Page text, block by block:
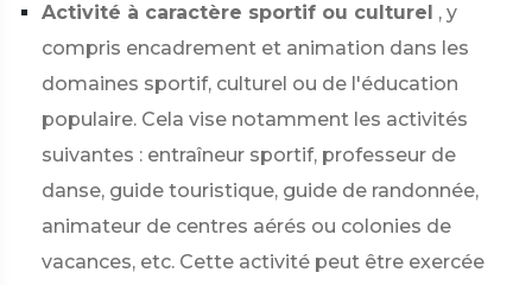
Activité à caractère sportif ou culturel , y
compris encadrement et animation dans les
domaines sportif, culturel ou de l'éducation
populaire. Cela vise notamment les activités
suivantes : entraîneur sportif, professeur de
danse, guide touristique, guide de randonnée,
animateur de centres aérés ou colonies de
vacances, etc. Cette activité peut être exercée